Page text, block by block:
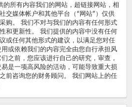
的所有内容我们的网站，超链接网站，相
交媒体帐户和其他平台（“网站”）仅供
购。 我们不对与我们的内容有任何形式
和更新性。 我们提供的内容中没有任何
或任何其他形式的建议，以满足您对任
或依赖我们的内容完全由您自行承担风
之前，您应该进行自己的研究，审查，
是一项高风险的活动，可能导致重大损
前咨询您的财务顾问。 我们网站上的任